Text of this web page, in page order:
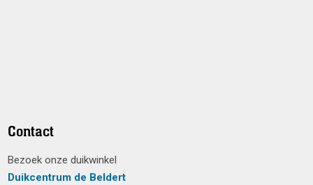
Contact
Bezoek onze duikwinkel
Duikcentrum de Beldert